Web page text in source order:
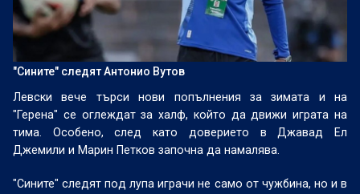
"Сините" следят Антонио Вутов
Левски вече търси нови попълнения за зимата и на
"Герена" се оглеждат за халф, който да движи играта на
тима. Особено, след като доверието в Джавад Ел
Джемили и Марин Петков започна да намалява.
"Сините" следят под лупа играчи не само от чужбина, но и в